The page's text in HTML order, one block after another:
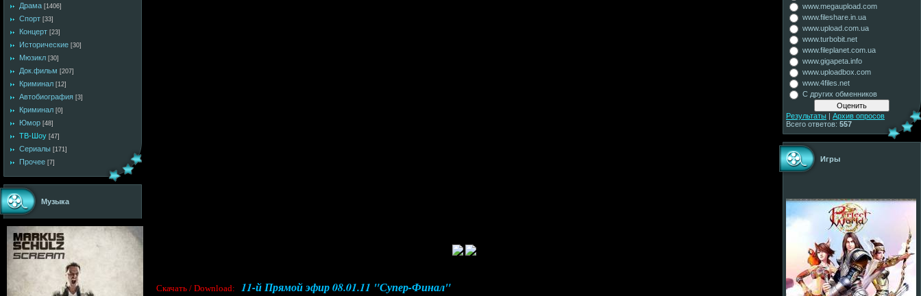
Драма [1406]
Спорт [33]
Концерт [23]
Исторические [30]
Мюзикл [30]
Док.фильм [207]
Криминал [12]
Автобиография [3]
Криминал [0]
Юмор [48]
ТВ-Шоу [47]
Сериалы [171]
Прочее [7]
Музыка
Скачать / Download: 11-й Прямой эфир 08.01.11 "Супер-Финал"
www.megaupload.com
www.fileshare.in.ua
www.upload.com.ua
www.turbobit.net
www.fileplanet.com.ua
www.gigapeta.info
www.uploadbox.com
www.4files.net
С других обменников
Результаты | Архив опросов
Всего ответов: 557
Игры